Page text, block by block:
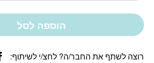
הוספה לסל
רוצה לשתף את החבר/ה? לחצ/י לשיתוף: